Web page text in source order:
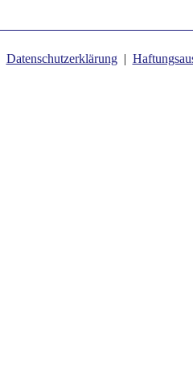
Datenschutzerklärung|